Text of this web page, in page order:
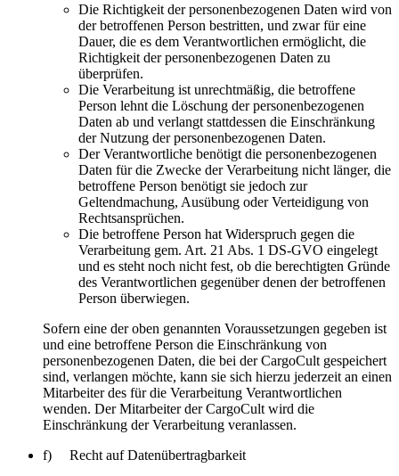
Die Richtigkeit der personenbezogenen Daten wird von
der betroffenen Person bestritten, und zwar für eine
Dauer, die es dem Verantwortlichen ermöglicht, die
Richtigkeit der personenbezogenen Daten zu
überprüfen.
Die Verarbeitung ist unrechtmäßig, die betroffene
Person lehnt die Löschung der personenbezogenen
Daten ab und verlangt stattdessen die Einschränkung
der Nutzung der personenbezogenen Daten.
Der Verantwortliche benötigt die personenbezogenen
Daten für die Zwecke der Verarbeitung nicht länger, die
betroffene Person benötigt sie jedoch zur
Geltendmachung, Ausübung oder Verteidigung von
Rechtsansprüchen.
Die betroffene Person hat Widerspruch gegen die
Verarbeitung gem. Art. 21 Abs. 1 DS-GVO eingelegt
und es steht noch nicht fest, ob die berechtigten Gründe
des Verantwortlichen gegenüber denen der betroffenen
Person überwiegen.
Sofern eine der oben genannten Voraussetzungen gegeben ist
und eine betroffene Person die Einschränkung von
personenbezogenen Daten, die bei der CargoCult gespeichert
sind, verlangen möchte, kann sie sich hierzu jederzeit an einen
Mitarbeiter des für die Verarbeitung Verantwortlichen
wenden. Der Mitarbeiter der CargoCult wird die
Einschränkung der Verarbeitung veranlassen.
f) Recht auf Datenübertragbarkeit